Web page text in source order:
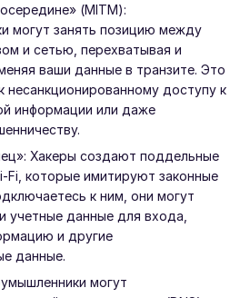
(MITM):
могут занять позицию между
и сетью, перехватывая и
ваши данные в транзите. Это
несанкционированному доступу к
информации или даже
Хакеры создают поддельные
Fi, которые имитируют законные
к ним, они могут
учетные данные для входа,
и другие
данные.
могут